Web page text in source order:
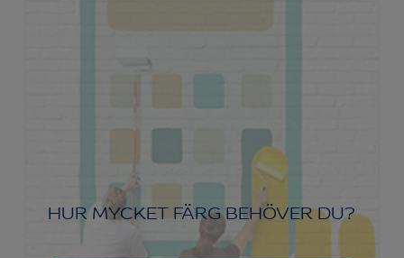
HUR MYCKET FÄRG BEHÖVER DU?